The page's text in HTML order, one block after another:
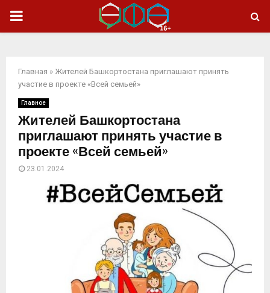
ОСНОВНОЕ
Главная » Жителей Башкортостана приглашают принять
участие в проекте «Всей семьей»
Главное
Жителей Башкортостана
приглашают принять участие в
проекте «Всей семьей»
23.01.2024